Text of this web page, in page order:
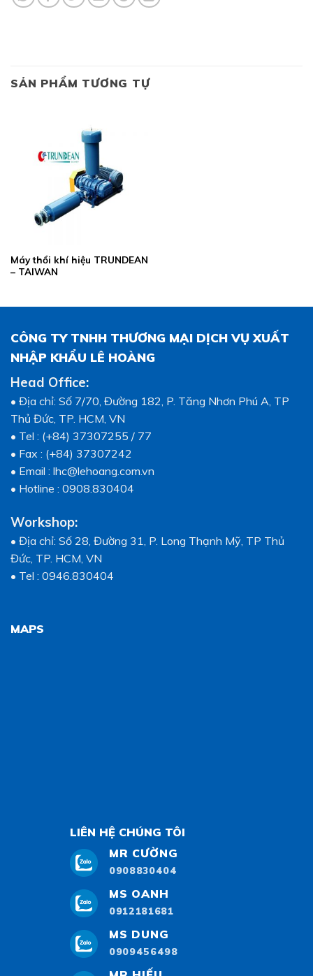
SẢN PHẨM TƯƠNG TỰ
Máy thổi khí hiệu TRUNDEAN
– TAIWAN
CÔNG TY TNHH THƯƠNG MẠI DỊCH VỤ XUẤT
NHẬP KHẨU LÊ HOÀNG
Head Office:
• Địa chỉ: Số 7/70, Đường 182, P. Tăng Nhơn Phú A, TP
Thủ Đức, TP. HCM, VN
• Tel : (+84) 37307255 / 77
• Fax : (+84) 37307242
• Email : lhc@lehoang.com.vn
• Hotline : 0908.830404
Workshop:
• Địa chỉ: Số 28, Đường 31, P. Long Thạnh Mỹ, TP Thủ
Đức, TP. HCM, VN
• Tel : 0946.830404
MAPS
LIÊN HỆ CHÚNG TÔI
MR CƯỜNG
0908830404
MS OANH
0912181681
MS DUNG
0909456498